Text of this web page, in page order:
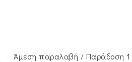
Άμεση παραλαβή / Παράδoση 1